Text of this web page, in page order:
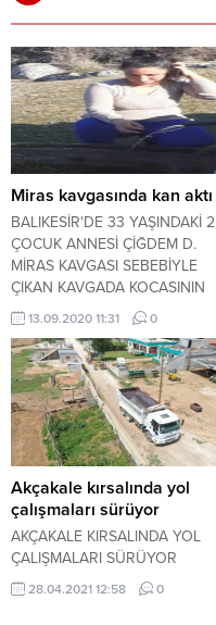
Miras kavgasında kan aktı
BALIKESİR'DE 33 YAŞINDAKİ 2
ÇOCUK ANNESİ ÇİĞDEM D.
MİRAS KAVGASI SEBEBİYLE
ÇIKAN KAVGADA KOCASININ
KARDEŞLERİ TARAFINDAN
ÖLDÜRÜLDÜ.
13.09.2020 11:31 0
Akçakale kırsalında yol
çalışmaları sürüyor
AKÇAKALE KIRSALINDA YOL
ÇALIŞMALARI SÜRÜYOR
28.04.2021 12:58 0